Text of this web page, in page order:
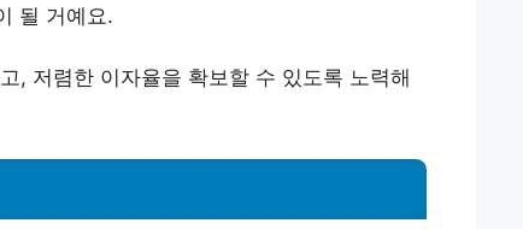
될 거예요.
, 저렴한 이자율을 확보할 수 있도록 노력해